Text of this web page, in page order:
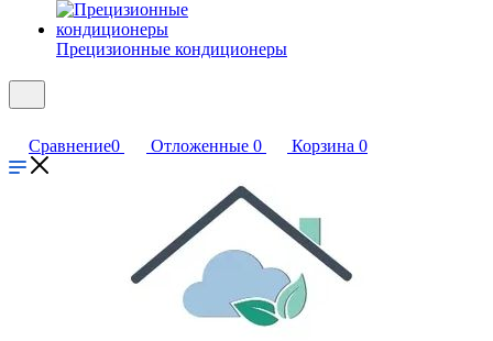
Прецизионные кондиционеры
Сравнение0 Отложенные 0 Корзина 0